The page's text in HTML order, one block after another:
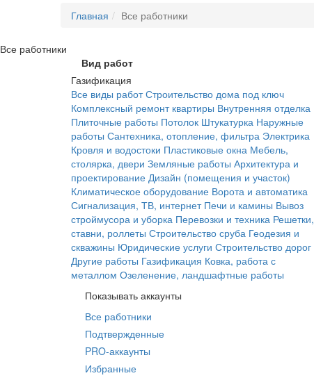
Главная
Все работники
Все работники
Вид работ
Газификация
Все виды работ Строительство дома под ключ
Комплексный ремонт квартиры Внутренняя отделка
Плиточные работы Потолок Штукатурка Наружные
работы Сантехника, отопление, фильтра Электрика
Кровля и водостоки Пластиковые окна Мебель,
столярка, двери Земляные работы Архитектура и
проектирование Дизайн (помещения и участок)
Климатическое оборудование Ворота и автоматика
Сигнализация, ТВ, интернет Печи и камины Вывоз
строймусора и уборка Перевозки и техника Решетки,
ставни, роллеты Строительство сруба Геодезия и
скважины Юридические услуги Строительство дорог
Другие работы Газификация Ковка, работа с
металлом Озеленение, ландшафтные работы
Показывать аккаунты
Все работники
Подтвержденные
PRO-аккаунты
Избранные